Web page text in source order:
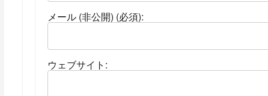
メール (非公開) (必須):
ウェブサイト: